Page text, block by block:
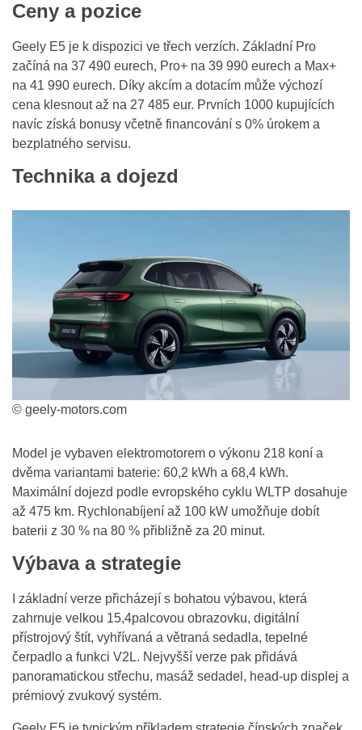
Ceny a pozice
Geely E5 je k dispozici ve třech verzích. Základní Pro
začíná na 37 490 eurech, Pro+ na 39 990 eurech a Max+
na 41 990 eurech. Díky akcím a dotacím může výchozí
cena klesnout až na 27 485 eur. Prvních 1000 kupujících
navíc získá bonusy včetně financování s 0% úrokem a
bezplatného servisu.
Technika a dojezd
© geely-motors.com
Model je vybaven elektromotorem o výkonu 218 koní a
dvěma variantami baterie: 60,2 kWh a 68,4 kWh.
Maximální dojezd podle evropského cyklu WLTP dosahuje
až 475 km. Rychlonabíjení až 100 kW umožňuje dobít
baterii z 30 % na 80 % přibližně za 20 minut.
Výbava a strategie
I základní verze přicházejí s bohatou výbavou, která
zahrnuje velkou 15,4palcovou obrazovku, digitální
přístrojový štít, vyhřívaná a větraná sedadla, tepelné
čerpadlo a funkci V2L. Nejvyšší verze pak přidává
panoramatickou střechu, masáž sedadel, head-up displej a
prémiový zvukový systém.